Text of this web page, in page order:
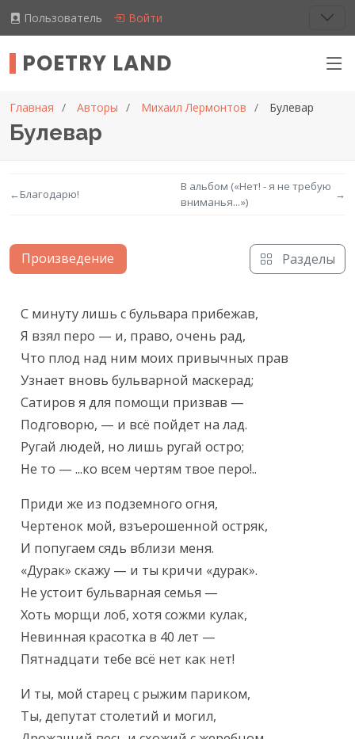
Пользователь Войти
POETRY LAND
Главная Авторы Михаил Лермонтов Булевар
Булевар
←Благодарю!
В альбом («Нет! - я не требую
вниманья...»)
→
Произведение Разделы
Текст произведения
С минуту лишь с бульвара прибежав,
Я взял перо — и, право, очень рад,
Что плод над ним моих привычных прав
Узнает вновь бульварной маскерад;
Сатиров я для помощи призвав —
Подговорю, — и всё пойдет на лад.
Ругай людей, но лишь ругай остро;
Не то — ...ко всем чертям твое перо!..
Приди же из подземного огня,
Чертенок мой, взъерошенной остряк,
И попугаем сядь вблизи меня.
«Дурак» скажу — и ты кричи «дурак».
Не устоит бульварная семья —
Хоть морщи лоб, хотя сожми кулак,
Невинная красотка в 40 лет —
Пятнадцати тебе всё нет как нет!
И ты, мой старец с рыжим париком,
Ты, депутат столетий и могил,